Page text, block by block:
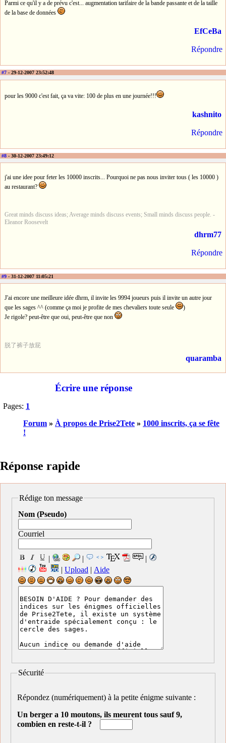
Parmi ce qu'il y a de prévu c'est... augmentation tarifaire de la bande passante et de la taille
de la base de données
EfCeBa
Répondre
#7 - 29-12-2007 23:52:48
pour les 9000 c'est fait, ça va vite: 100 de plus en une journée!!!
kashnito
Répondre
#8 - 30-12-2007 23:49:12
j'ai une idee pour feter les 10000 inscrits... Pourquoi ne pas nous inviter tous ( les 10000 )
au restaurant?
Great minds discuss ideas; Average minds discuss events; Small minds discuss people. -
Eleanor Roosevelt
dhrm77
Répondre
#9 - 31-12-2007 11:05:21
J'ai encore une meilleure idée dhrm, il invite les 9994 joueurs puis il invite un autre jour
que les sages ^^ (comme ça moi je profite de mes chevaliers toute seule
)
Je rigole? peut-être que oui, peut-être que non
脱了裤子放屁
quaramba
Écrire une réponse
Pages: 1
Forum » À propos de Prise2Tete » 1000 inscrits, ça se fête
!
Réponse rapide
Rédige ton message
Nom (Pseudo)
Courriel
| |
|
| Upload | Aide
Sécurité
Répondez (numériquement) à la petite énigme suivante :
Un berger a 10 moutons, ils meurent tous sauf 9,
combien en reste-t-il ?